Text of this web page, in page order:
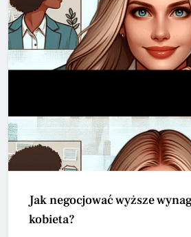
Jak negocjować wyższe
kobieta?